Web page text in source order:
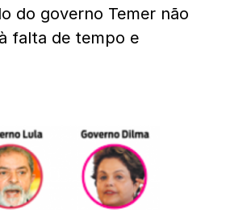
do governo Temer não
falta de tempo e